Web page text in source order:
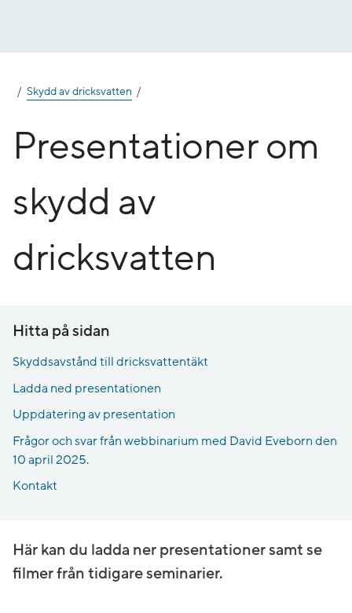
Skydd av dricksvatten
Presentationer om
skydd av
dricksvatten
Hitta på sidan
Skyddsavstånd till dricksvattentäkt
Ladda ned presentationen
Uppdatering av presentation
Frågor och svar från webbinarium med David Eveborn den
10 april 2025.
Kontakt
Här kan du ladda ner presentationer samt se
filmer från tidigare seminarier.